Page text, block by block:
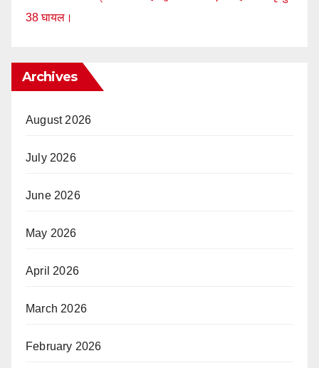
38 घायल।
Archives
August 2026
July 2026
June 2026
May 2026
April 2026
March 2026
February 2026